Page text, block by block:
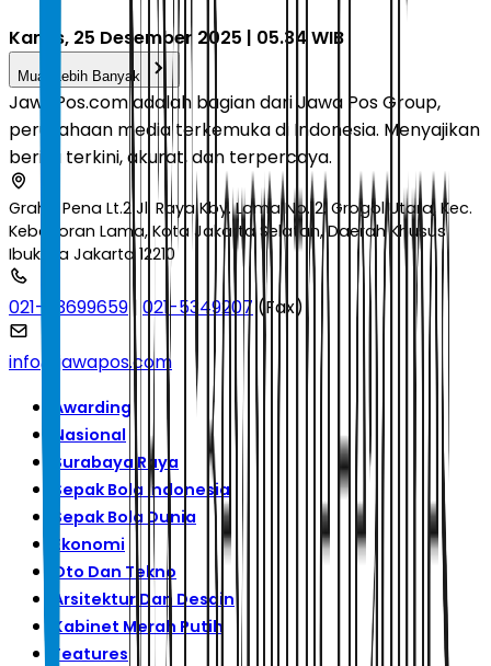
Kamis, 25 Desember 2025 | 05.34 WIB
Muat Lebih Banyak
JawaPos.com adalah bagian dari Jawa Pos Group,
perusahaan media terkemuka di Indonesia. Menyajikan
berita terkini, akurat, dan terpercaya.
Graha Pena Lt.2 Jl. Raya Kby. Lama No.12, Grogol Utara, Kec.
Kebayoran Lama, Kota Jakarta Selatan, Daerah Khusus
Ibukota Jakarta 12210
021-53699659| 021-5349207(Fax)
info@jawapos.com
Awarding
Nasional
Surabaya Raya
Sepak Bola Indonesia
Sepak Bola Dunia
Ekonomi
Oto Dan Tekno
Arsitektur Dan Desain
Kabinet Merah Putih
Features